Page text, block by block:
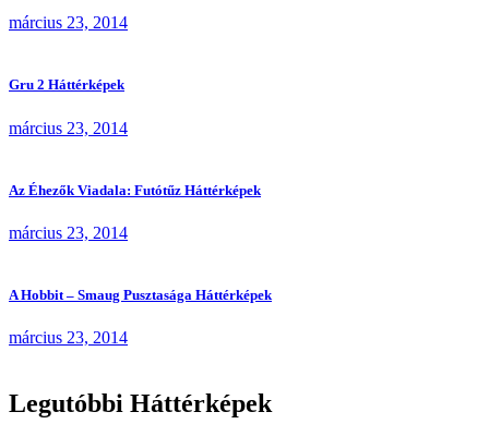
március 23, 2014
Gru 2 Háttérképek
március 23, 2014
Az Éhezők Viadala: Futótűz Háttérképek
március 23, 2014
A Hobbit – Smaug Pusztasága Háttérképek
március 23, 2014
Legutóbbi Háttérképek